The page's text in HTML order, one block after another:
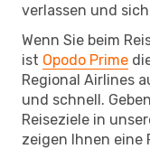
verlassen und
Wenn Sie beim
ist Opodo Prime
Regional Airlines
und schnell.
Reiseziele in
zeigen Ihnen eine